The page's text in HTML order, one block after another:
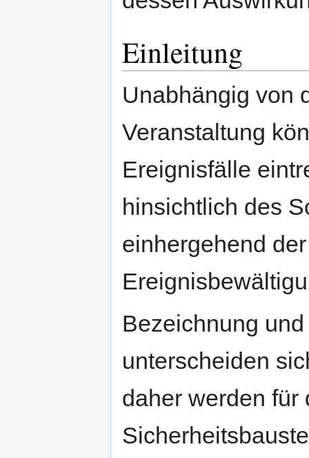
Einleitung
Unabhängig von
Veranstaltung
Ereignisfälle
hinsichtlich des
einhergehend
Bezeichnung
unterscheiden
daher werden für